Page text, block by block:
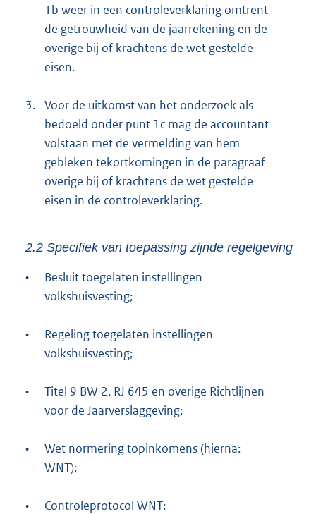
1b weer in een controleverklaring omtrent
de getrouwheid van de jaarrekening en de
overige bij of krachtens de wet gestelde
eisen.
3. Voor de uitkomst van het onderzoek als
bedoeld onder punt 1c mag de accountant
volstaan met de vermelding van hem
gebleken tekortkomingen in de paragraaf
overige bij of krachtens de wet gestelde
eisen in de controleverklaring.
2.2 Specifiek van toepassing zijnde regelgeving
•
Besluit toegelaten instellingen
volkshuisvesting;
•
Regeling toegelaten instellingen
volkshuisvesting;
•
Titel 9 BW 2, RJ 645 en overige Richtlijnen
voor de Jaarverslaggeving;
•
Wet normering topinkomens (hierna:
WNT);
• Controleprotocol WNT;